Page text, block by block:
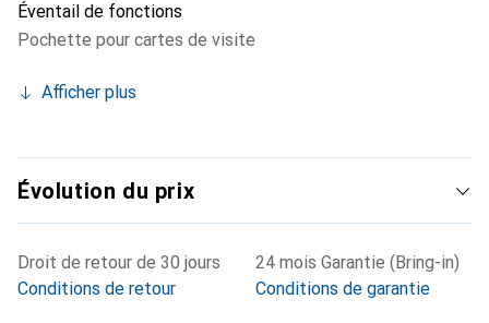
Éventail de fonctions
Pochette pour cartes de visite
Afficher plus
Évolution du prix
Droit de retour de 30 jours
Conditions de retour
24 mois Garantie (Bring-in)
Conditions de garantie